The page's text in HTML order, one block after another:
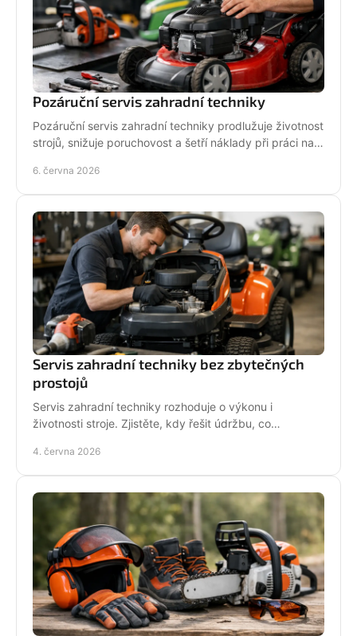
Pozáruční servis zahradní techniky
Pozáruční servis zahradní techniky prodlužuje životnost
strojů, snižuje poruchovost a šetří náklady při práci na
6. června 2026
Servis zahradní techniky bez zbytečných
prostojů
Servis zahradní techniky rozhoduje o výkonu i
životnosti stroje. Zjistěte, kdy řešit údržbu, co
4. června 2026